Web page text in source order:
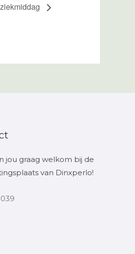
jou graag welkom bij de
van Dinxperlo!
039